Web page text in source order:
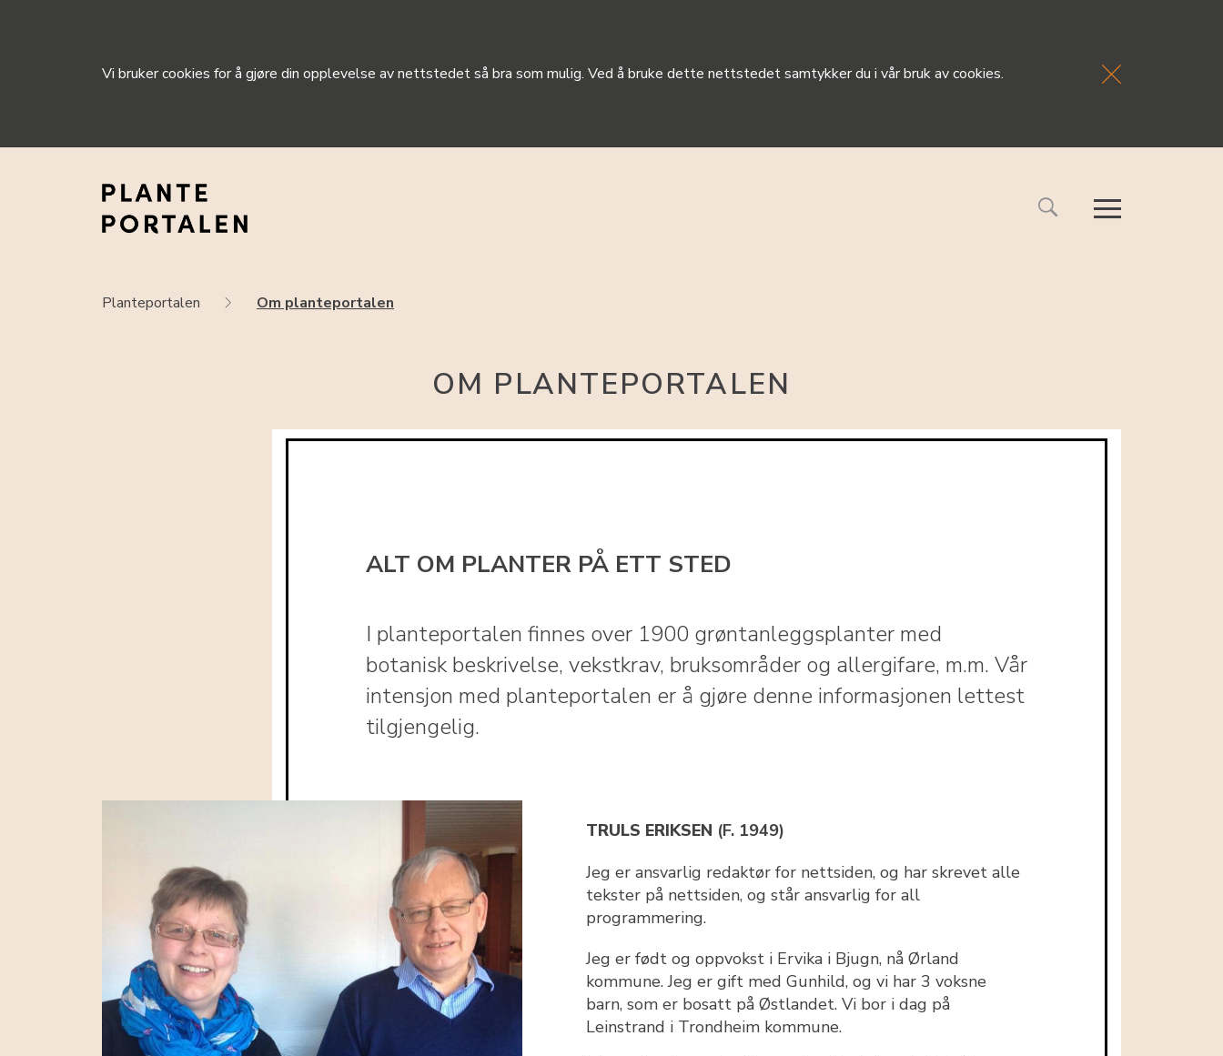
Planteportalen Om planteportalen
Vi bruker cookies for å gjøre din opplevelse av nettstedet så bra som mulig. Ved å bruke dette nettstedet samtykker du i vår bruk av cookies.
OM PLANTEPORTALEN
ALT OM PLANTER PÅ ETT STED
I planteportalen finnes over 1900 grøntanleggsplanter med
botanisk beskrivelse, vekstkrav, bruksområder og allergifare, m.m. Vår
intensjon med planteportalen er å gjøre denne informasjonen lettest
tilgjengelig.
TRULS ERIKSEN (F. 1949)
Jeg er ansvarlig redaktør for nettsiden, og har skrevet alle
tekster på nettsiden, og står ansvarlig for all
programmering.
Jeg er født og oppvokst i Ervika i Bjugn, nå Ørland
kommune. Jeg er gift med Gunhild, og vi har 3 voksne
barn, som er bosatt på Østlandet. Vi bor i dag på
Leinstrand i Trondheim kommune.